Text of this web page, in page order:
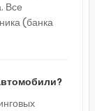
Все
(банка